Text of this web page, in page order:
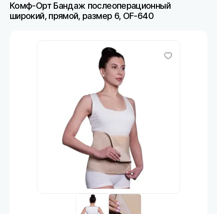
Комф-Орт Бандаж послеоперационный
широкий, прямой, размер 6, OF-640